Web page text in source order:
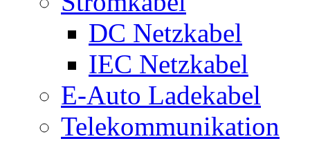
DC Netzkabel
IEC Netzkabel
E-Auto Ladekabel
Telekommunikation